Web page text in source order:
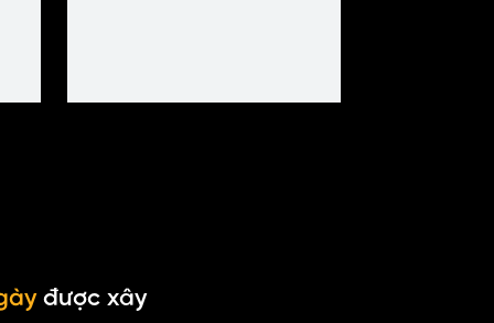
được xây